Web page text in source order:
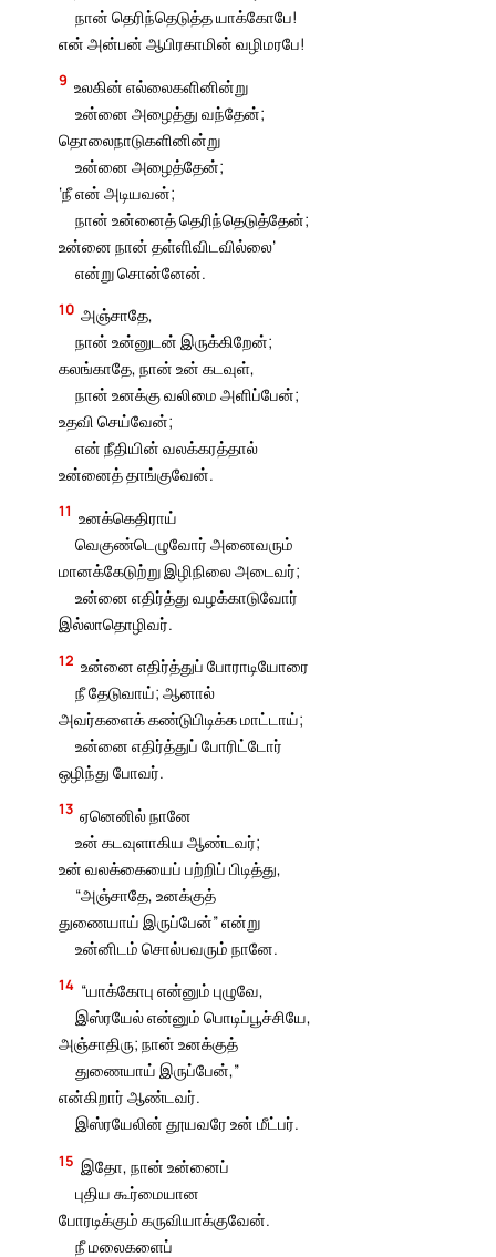
நான் தெரிந்தெடுத்த யாக்கோபே!
என் அன்பன் ஆபிரகாமின் வழிமரபே!
9 உலகின் எல்லைகளினின்று
உன்னை அழைத்து வந்தேன்;
தொலைநாடுகளினின்று
உன்னை அழைத்தேன்;
‘நீ என் அடியவன்;
நான் உன்னைத் தெரிந்தெடுத்தேன்;
உன்னை நான் தள்ளிவிடவில்லை’
என்று சொன்னேன்.
10 அஞ்சாதே,
நான் உன்னுடன் இருக்கிறேன்;
கலங்காதே, நான் உன் கடவுள்,
நான் உனக்கு வலிமை அளிப்பேன்;
உதவி செய்வேன்;
என் நீதியின் வலக்கரத்தால்
உன்னைத் தாங்குவேன்.
11 உனக்கெதிராய்
வெகுண்டெழுவோர் அனைவரும்
மானக்கேடுற்று இழிநிலை அடைவர்;
உன்னை எதிர்த்து வழக்காடுவோர்
இல்லாதொழிவர்.
12 உன்னை எதிர்த்துப் போராடியோரை
நீ தேடுவாய்; ஆனால்
அவர்களைக் கண்டுபிடிக்க மாட்டாய்;
உன்னை எதிர்த்துப் போரிட்டோர்
ஒழிந்து போவர்.
13 ஏனெனில் நானே
உன் கடவுளாகிய ஆண்டவர்;
உன் வலக்கையைப் பற்றிப் பிடித்து,
“அஞ்சாதே, உனக்குத்
துணையாய் இருப்பேன்” என்று
உன்னிடம் சொல்பவரும் நானே.
14 “யாக்கோபு என்னும் புழுவே,
இஸ்ரயேல் என்னும் பொடிப்பூச்சியே,
அஞ்சாதிரு; நான் உனக்குத்
துணையாய் இருப்பேன்,”
என்கிறார் ஆண்டவர்.
இஸ்ரயேலின் தூயவரே உன் மீட்பர்.
15 இதோ, நான் உன்னைப்
புதிய கூர்மையான
போரடிக்கும் கருவியாக்குவேன்.
நீ மலைகளைப்